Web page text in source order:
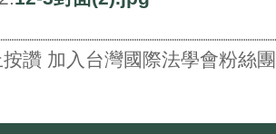
讚 加入台灣國際法學會粉絲團